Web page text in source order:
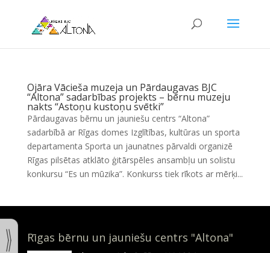
Ojāra Vācieša muzeja un Pārdaugavas BJC
“Altona” sadarbības projekts – bērnu muzeju
nakts “Astoņu kustoņu svētki”
Pārdaugavas bērnu un jauniešu centrs “Altona”
sadarbībā ar Rīgas domes Izglītības, kultūras un sporta
departamenta Sporta un jaunatnes pārvaldi organizē
Rīgas pilsētas atklāto ģitārspēles ansambļu un solistu
konkursu “Es un mūzika”. Konkurss tiek rīkots ar mērķi...
Rīgas bērnu un jauniešu centrs "Altona"